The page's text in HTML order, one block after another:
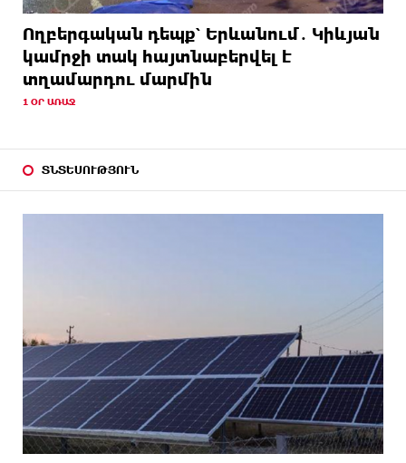
Ողբերգական դեպք՝ Երևանում․ Կիևյան
կամրջի տակ հայտնաբերվել է
տղամարդու մարմին
1 ՕՐ ԱՌԱՋ
ՏՆՏԵՍՈՒԹՅՈՒՆ